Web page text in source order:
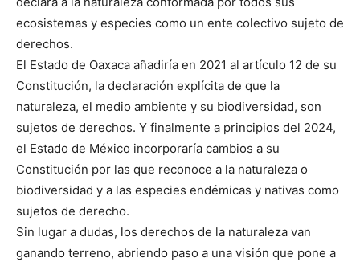
ecosistemas y especies como un ente colectivo sujeto de
derechos.
El Estado de Oaxaca añadiría en 2021 al artículo 12 de su
Constitución, la declaración explícita de que la
naturaleza, el medio ambiente y su biodiversidad, son
sujetos de derechos. Y finalmente a principios del 2024,
el Estado de México incorporaría cambios a su
Constitución por las que reconoce a la naturaleza o
biodiversidad y a las especies endémicas y nativas como
sujetos de derecho.
Sin lugar a dudas, los derechos de la naturaleza van
ganando terreno, abriendo paso a una visión que pone a